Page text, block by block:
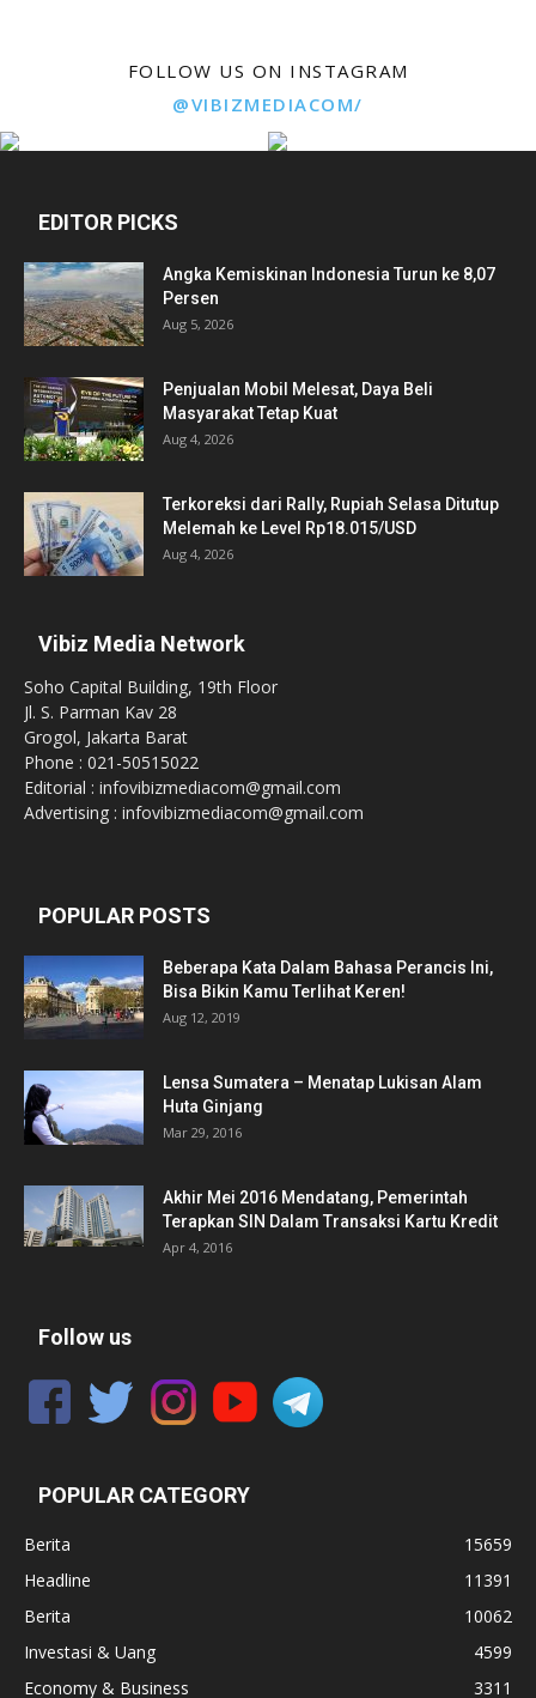
FOLLOW US ON INSTAGRAM
@VIBIZMEDIACOM/
EDITOR PICKS
Angka Kemiskinan Indonesia Turun ke 8,07
Persen
Aug 5, 2026
Penjualan Mobil Melesat, Daya Beli
Masyarakat Tetap Kuat
Aug 4, 2026
Terkoreksi dari Rally, Rupiah Selasa Ditutup
Melemah ke Level Rp18.015/USD
Aug 4, 2026
Vibiz Media Network
Soho Capital Building, 19th Floor
Jl. S. Parman Kav 28
Grogol, Jakarta Barat
Phone : 021-50515022
Editorial : infovibizmediacom@gmail.com
Advertising : infovibizmediacom@gmail.com
POPULAR POSTS
Beberapa Kata Dalam Bahasa Perancis Ini,
Bisa Bikin Kamu Terlihat Keren!
Aug 12, 2019
Lensa Sumatera – Menatap Lukisan Alam
Huta Ginjang
Mar 29, 2016
Akhir Mei 2016 Mendatang, Pemerintah
Terapkan SIN Dalam Transaksi Kartu Kredit
Apr 4, 2016
Follow us
POPULAR CATEGORY
Berita
15659
Headline
11391
Berita
10062
Investasi & Uang
4599
Economy & Business
3311